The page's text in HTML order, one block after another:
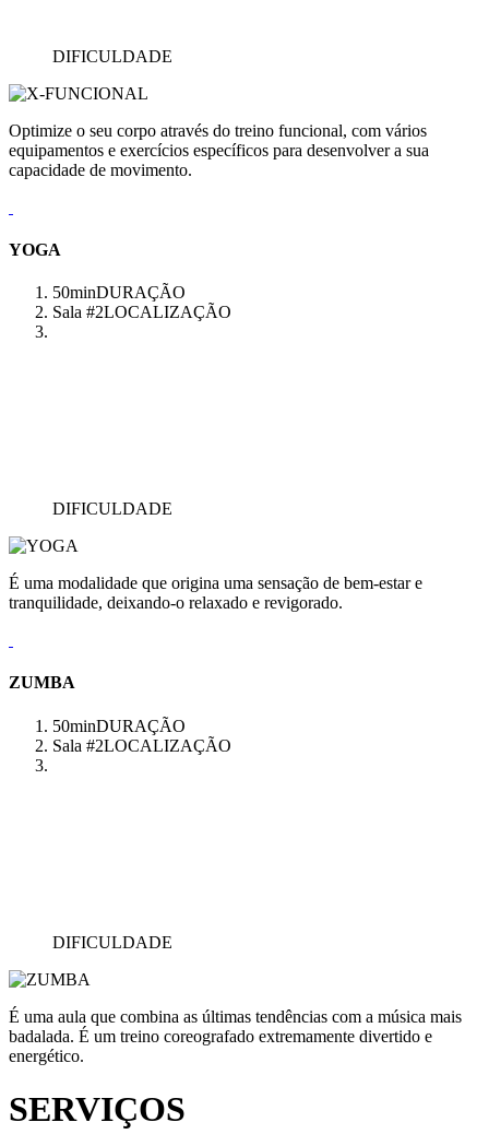
DIFICULDADE
Optimize o seu corpo através do treino funcional, com vários
equipamentos e exercícios específicos para desenvolver a sua
capacidade de movimento.
YOGA
50minDURAÇÃO
Sala #2LOCALIZAÇÃO
DIFICULDADE
É uma modalidade que origina uma sensação de bem-estar e
tranquilidade, deixando-o relaxado e revigorado.
ZUMBA
50minDURAÇÃO
Sala #2LOCALIZAÇÃO
DIFICULDADE
É uma aula que combina as últimas tendências com a música mais
badalada. É um treino coreografado extremamente divertido e
energético.
SERVIÇOS